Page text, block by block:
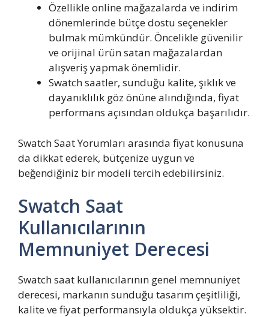
Özellikle online mağazalarda ve indirim
dönemlerinde bütçe dostu seçenekler
bulmak mümkündür. Öncelikle güvenilir
ve orijinal ürün satan mağazalardan
alışveriş yapmak önemlidir.
Swatch saatler, sunduğu kalite, şıklık ve
dayanıklılık göz önüne alındığında, fiyat
performans açısından oldukça başarılıdır.
Swatch Saat Yorumları arasında fiyat konusuna
da dikkat ederek, bütçenize uygun ve
beğendiğiniz bir modeli tercih edebilirsiniz.
Swatch Saat
Kullanıcılarının
Memnuniyet Derecesi
Swatch saat kullanıcılarının genel memnuniyet
derecesi, markanın sunduğu tasarım çeşitliliği,
kalite ve fiyat performansıyla oldukça yüksektir.